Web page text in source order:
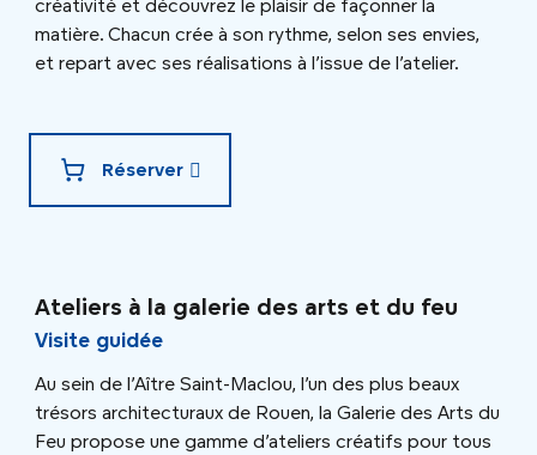
créativité et découvrez le plaisir de façonner la
matière. Chacun crée à son rythme, selon ses envies,
et repart avec ses réalisations à l’issue de l’atelier.
Réserver
Ateliers à la galerie des arts et du feu
Visite guidée
Au sein de l’Aître Saint-Maclou, l’un des plus beaux
trésors architecturaux de Rouen, la Galerie des Arts du
Feu propose une gamme d’ateliers créatifs pour tous